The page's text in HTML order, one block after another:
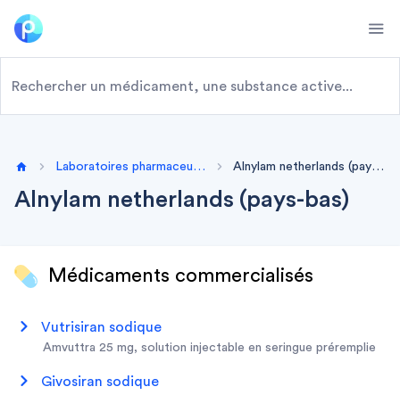
Home
Laboratoires pharmaceutiques Alnylam netherlands (pays-bas)
Alnylam netherlands (pays-bas)
Médicaments commercialisés
vutrisiran sodique
amvuttra 25 mg, solution injectable en seringue préremplie
givosiran sodique